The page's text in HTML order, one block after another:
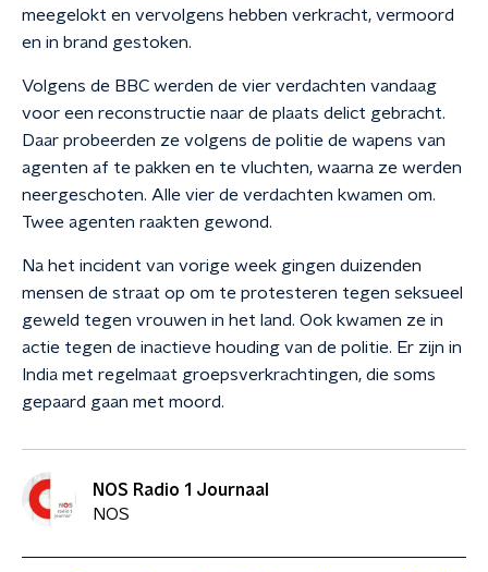
meegelokt en vervolgens hebben verkracht, vermoord
en in brand gestoken.
Volgens de BBC werden de vier verdachten vandaag
voor een reconstructie naar de plaats delict gebracht.
Daar probeerden ze volgens de politie de wapens van
agenten af te pakken en te vluchten, waarna ze werden
neergeschoten. Alle vier de verdachten kwamen om.
Twee agenten raakten gewond.
Na het incident van vorige week gingen duizenden
mensen de straat op om te protesteren tegen seksueel
geweld tegen vrouwen in het land. Ook kwamen ze in
actie tegen de inactieve houding van de politie. Er zijn in
India met regelmaat groepsverkrachtingen, die soms
gepaard gaan met moord.
NOS Radio 1 Journaal
NOS